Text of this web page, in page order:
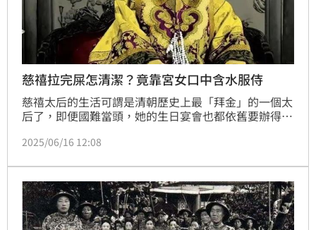
慈禧拉完屎怎清潔？竟靠宮女口中含水服侍
慈禧太后的生活可謂是清朝歷史上最「拜金」的一個太
后了，即便國難當頭，她的生日宴會也都依舊要辦得十
20多個人伺候，期間還有宮女要「口中含水」站在旁邊
2025/06/16 12:08